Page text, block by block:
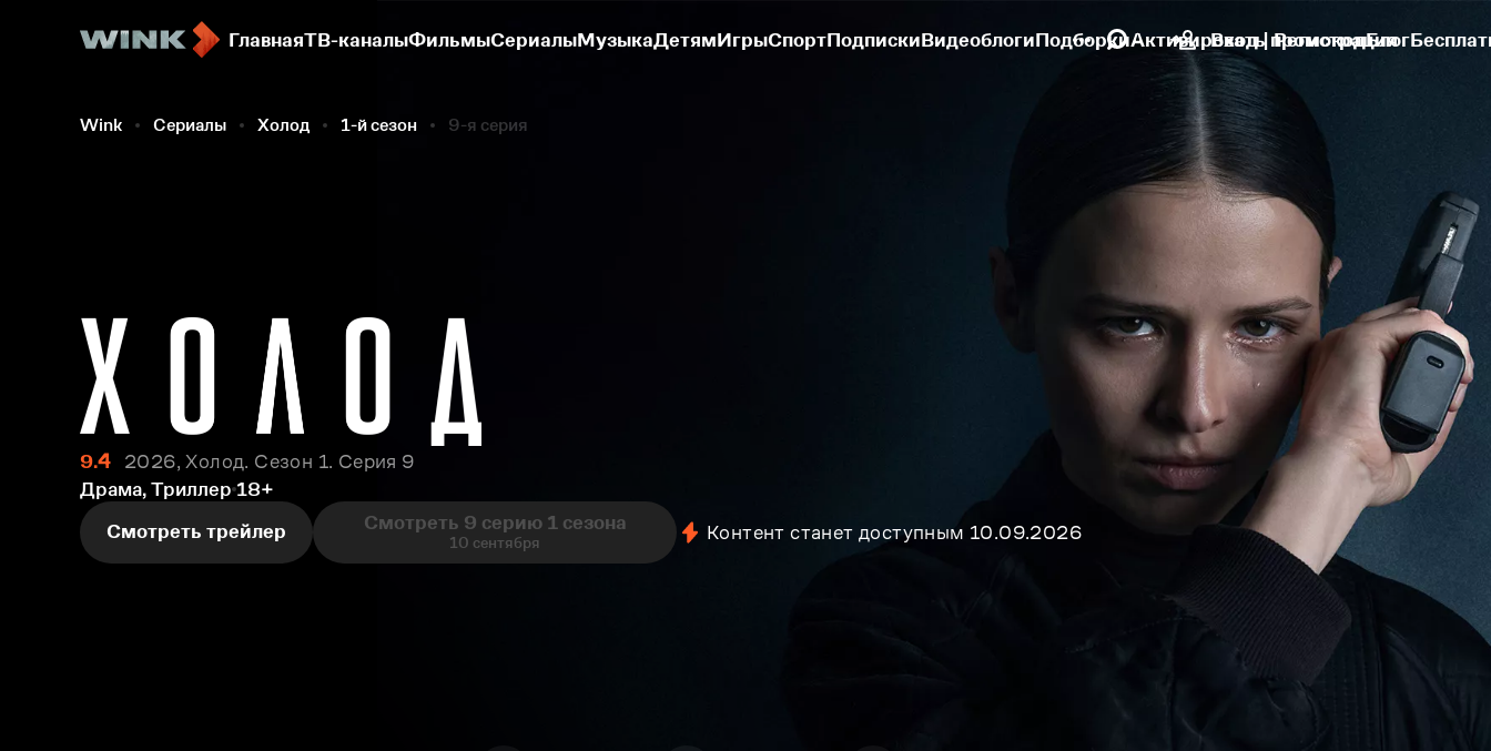
ГлавнаяТВ-каналыФильмыСериалыМузыкаДетямИгрыСпортПодпискиВидеоблогиПодборкиАктивировать промокодБлог
Вход | Регистрация
Wink Сериалы Холод 1-й сезон 9-я серия
9.4
2026, Холод. Сезон 1. Серия 9
Драма, Триллер 18+
Смотреть трейлер
Смотреть 9 серию 1 сезона
10 сентября Контент станет доступным 10.09.2026